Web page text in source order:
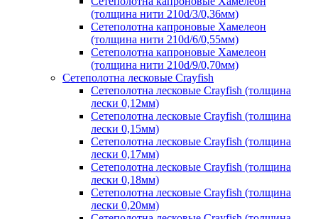
(толщина нити 210d/3/0,36мм)
Сетеполотна капроновые Хамелеон
(толщина нити 210d/6/0,55мм)
Сетеполотна капроновые Хамелеон
(толщина нити 210d/9/0,70мм)
Сетеполотна лесковые Crayfish
Сетеполотна лесковые Crayfish (толщина
лески 0,12мм)
Сетеполотна лесковые Crayfish (толщина
лески 0,15мм)
Сетеполотна лесковые Crayfish (толщина
лески 0,17мм)
Сетеполотна лесковые Crayfish (толщина
лески 0,18мм)
Сетеполотна лесковые Crayfish (толщина
лески 0,20мм)